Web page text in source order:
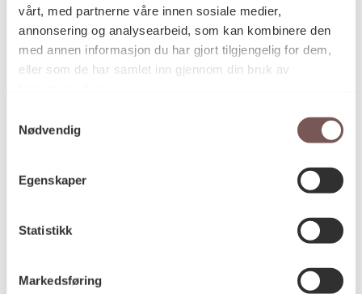
vårt, med partnerne våre innen sosiale medier,
annonsering og analysearbeid, som kan kombinere den
med annen informasjon du har gjort tilgjengelig for dem,
eller som de har samlet inn gjennom din bruk av
Nødvendig
Egenskaper
Statistikk
Markedsføring
St. Olavs plass
0130 Oslo
post@koro.no
Besøksadresse
Victoria Terrasse 11
0251 Oslo